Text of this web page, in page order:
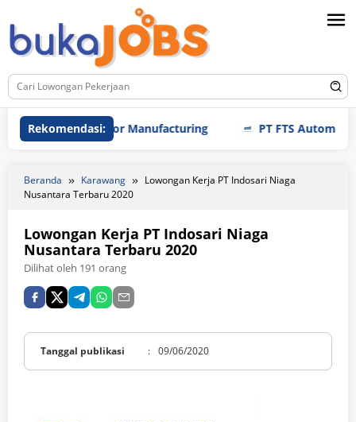
ke
konten
Rekomendasi:
Yamaha Motor Manufacturing PT FTS Automotive
Beranda Karawang
Lowongan Kerja PT Indosari Niaga
Nusantara Terbaru 2020
Lowongan Kerja PT Indosari Niaga
Nusantara Terbaru 2020
Dilihat oleh 191 orang
Tanggal publikasi : 09/06/2020